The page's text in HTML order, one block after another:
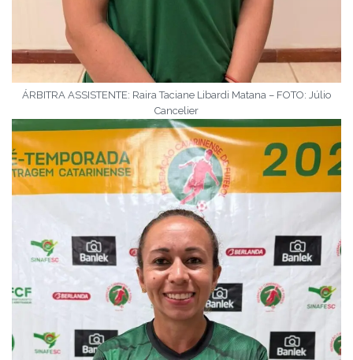
ÁRBITRA ASSISTENTE: Raira Taciane Libardi Matana – FOTO: Júlio
Cancelier